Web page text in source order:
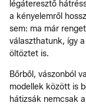
légáteresztő
a kényelemről
sem: ma már
választhatunk, így
öltöztet is.
Bőrből, vászonból
modellek között is
hátizsák nemcsak